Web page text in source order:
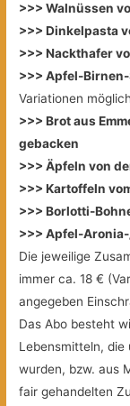
>>> Walnüssen
>>> Dinkelpasta
>>> Nackthafer
>>> Apfel-
Variationen
>>> Brot aus
gebacken
>>> Äpfeln von
>>> Kartoffeln
>>> Borlotti-
>>> Apfel-
Die jeweilige
immer ca. 18 €
angegeben
Das Abo besteht
Lebensmitteln, die
wurden, bzw. aus
fair gehandelten